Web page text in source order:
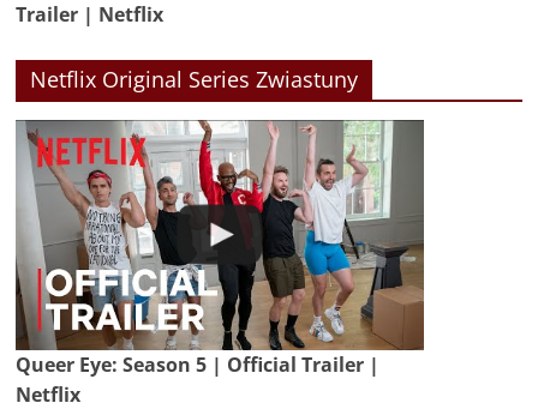
Trailer | Netflix
Netflix Original Series Zwiastuny
Queer Eye: Season 5 | Official Trailer |
Netflix